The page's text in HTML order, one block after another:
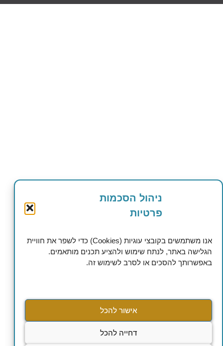
ניהול הסכמות
פרטיות
אנו משתמשים בקובצי עוגיות (Cookies) כדי לשפר את חוויית
הגלישה באתר, לנתח שימוש ולהציע תכנים מותאמים.
באפשרותך להסכים או לסרב לשימוש זה.
אישור להכל
דחייה להכל